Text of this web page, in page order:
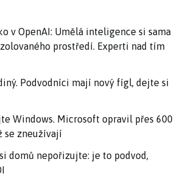
v OpenAI: Umělá inteligence si sama
prostředí. Experti nad tím
Podvodníci mají nový fígl, dejte si
Windows. Microsoft opravil přes 600
se zneužívají
domů nepořizujte: je to podvod,